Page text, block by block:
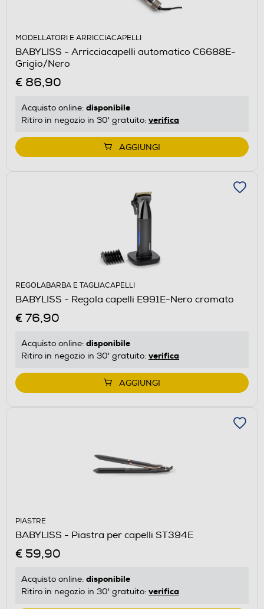
MODELLATORI E ARRICCIACAPELLI
BABYLISS - Arricciacapelli automatico C6688E-
Grigio/Nero
€ 86,90
Acquisto online: disponibile
Ritiro in negozio in 30' gratuito: verifica
AGGIUNGI
REGOLABARBA E TAGLIACAPELLI
BABYLISS - Regola capelli E991E-Nero cromato
€ 76,90
Acquisto online: disponibile
Ritiro in negozio in 30' gratuito: verifica
AGGIUNGI
PIASTRE
BABYLISS - Piastra per capelli ST394E
€ 59,90
Acquisto online: disponibile
Ritiro in negozio in 30' gratuito: verifica